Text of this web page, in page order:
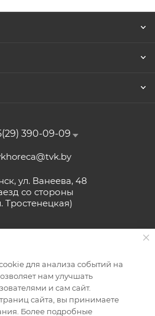
390-09-09
ул. Ванеева, 48
со стороны
Тростенецкая)
© ЗАО «ТВК»
для анализа событий на
нам улучшать
и сам сайт.
сайта, вы принимаете
Более подробные